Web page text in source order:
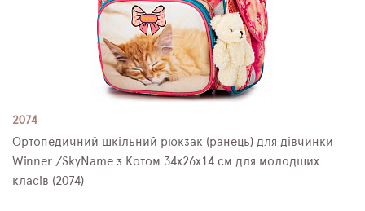
2074
Ортопедичний шкільний рюкзак (ранець) для дівчинки
Winner /SkyName з Котом 34х26х14 см для молодших
класів (2074)